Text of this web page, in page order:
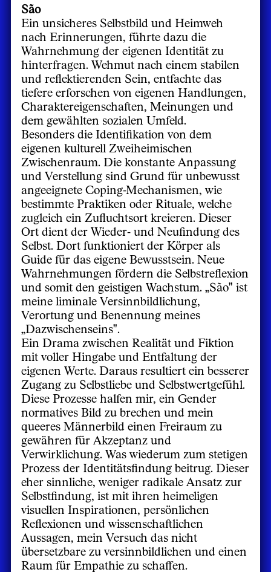
São
Ein unsicheres Selbstbild und Heimweh
nach Erinnerungen, führte dazu die
Wahrnehmung der eigenen Identität zu
hinterfragen. Wehmut nach einem stabilen
und reflektierenden Sein, entfachte das
tiefere erforschen von eigenen Handlungen,
Charaktereigenschaften, Meinungen und
dem gewählten sozialen Umfeld.
Besonders die Identifikation von dem
eigenen kulturell Zweiheimischen
Zwischenraum. Die konstante Anpassung
und Verstellung sind Grund für unbewusst
angeeignete Coping-Mechanismen, wie
bestimmte Praktiken oder Rituale, welche
zugleich ein Zufluchtsort kreieren. Dieser
Ort dient der Wieder- und Neufindung des
Selbst. Dort funktioniert der Körper als
Guide für das eigene Bewusstsein. Neue
Wahrnehmungen fördern die Selbstreflexion
und somit den geistigen Wachstum. „São" ist
meine liminale Versinnbildlichung,
Verortung und Benennung meines
„Dazwischenseins".
Ein Drama zwischen Realität und Fiktion
mit voller Hingabe und Entfaltung der
eigenen Werte. Daraus resultiert ein besserer
Zugang zu Selbstliebe und Selbstwertgefühl.
Diese Prozesse halfen mir, ein Gender
normatives Bild zu brechen und mein
queeres Männerbild einen Freiraum zu
gewähren für Akzeptanz und
Verwirklichung. Was wiederum zum stetigen
Prozess der Identitätsfindung beitrug. Dieser
eher sinnliche, weniger radikale Ansatz zur
Selbstfindung, ist mit ihren heimeligen
visuellen Inspirationen, persönlichen
Reflexionen und wissenschaftlichen
Aussagen, mein Versuch das nicht
übersetzbare zu versinnbildlichen und einen
Raum für Empathie zu schaffen.